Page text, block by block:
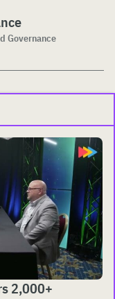
Governance
2,000+